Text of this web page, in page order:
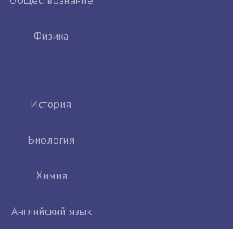
Физика
История
Биология
Химия
Английский язык